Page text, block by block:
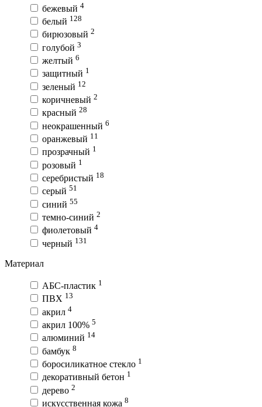
бежевый 4
белый 128
бирюзовый 2
голубой 3
желтый 6
защитный 1
зеленый 12
коричневый 2
красный 28
неокрашенный 6
оранжевый 11
прозрачный 1
розовый 1
серебристый 18
серый 51
синий 55
темно-синий 2
фиолетовый 4
черный 131
Материал
АБС-пластик 1
ПВХ 13
акрил 4
акрил 100% 5
алюминий 14
бамбук 8
боросиликатное стекло 1
декоративный бетон 1
дерево 2
искусственная кожа 8